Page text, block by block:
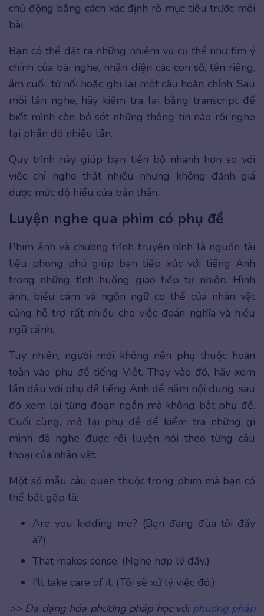
chủ động bằng cách xác định rõ mục tiêu trước mỗi
bài.
Bạn có thể đặt ra những nhiệm vụ cụ thể như tìm ý
chính của bài nghe, nhận diện các con số, tên riêng,
âm cuối, từ nối hoặc ghi lại một câu hoàn chỉnh. Sau
mỗi lần nghe, hãy kiểm tra lại bằng transcript để
biết mình còn bỏ sót những thông tin nào rồi nghe
lại phần đó nhiều lần.
Quy trình này giúp bạn tiến bộ nhanh hơn so với
việc chỉ nghe thật nhiều nhưng không đánh giá
được mức độ hiểu của bản thân.
Luyện nghe qua phim có phụ đề
Phim ảnh và chương trình truyền hình là nguồn tài
liệu phong phú giúp bạn tiếp xúc với tiếng Anh
trong những tình huống giao tiếp tự nhiên. Hình
ảnh, biểu cảm và ngôn ngữ cơ thể của nhân vật
cũng hỗ trợ rất nhiều cho việc đoán nghĩa và hiểu
ngữ cảnh.
Tuy nhiên, người mới không nên phụ thuộc hoàn
toàn vào phụ đề tiếng Việt. Thay vào đó, hãy xem
lần đầu với phụ đề tiếng Anh để nắm nội dung, sau
đó xem lại từng đoạn ngắn mà không bật phụ đề.
Cuối cùng, mở lại phụ đề để kiểm tra những gì
mình đã nghe được rồi luyện nói theo từng câu
thoại của nhân vật.
Một số mẫu câu quen thuộc trong phim mà bạn có
thể bắt gặp là:
Are you kidding me? (Bạn đang đùa tôi đấy
à?)
That makes sense. (Nghe hợp lý đấy.)
I’ll take care of it. (Tôi sẽ xử lý việc đó.)
>> Đa dạng hóa phương pháp học với phương pháp